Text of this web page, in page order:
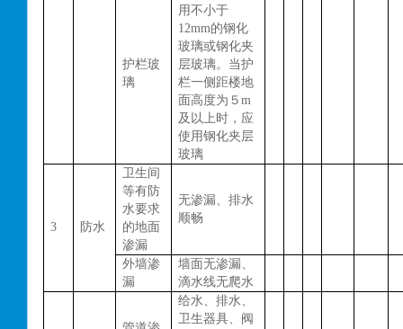
护栏玻
璃
用不小于
12mm的钢化
玻璃或钢化夹
层玻璃。当护
栏一侧距楼地
面高度为５m
及以上时，应
使用钢化夹层
玻璃
3 防水
卫生间
等有防
水要求
的地面
渗漏
无渗漏、排水
顺畅
外墙渗
漏
墙面无渗漏、
滴水线无爬水
给水、排水、
卫生器具、阀